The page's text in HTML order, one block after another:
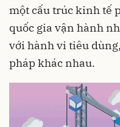
một cấu trúc kinh tế
quốc gia vận hành
với hành vi tiêu
pháp khác nhau.